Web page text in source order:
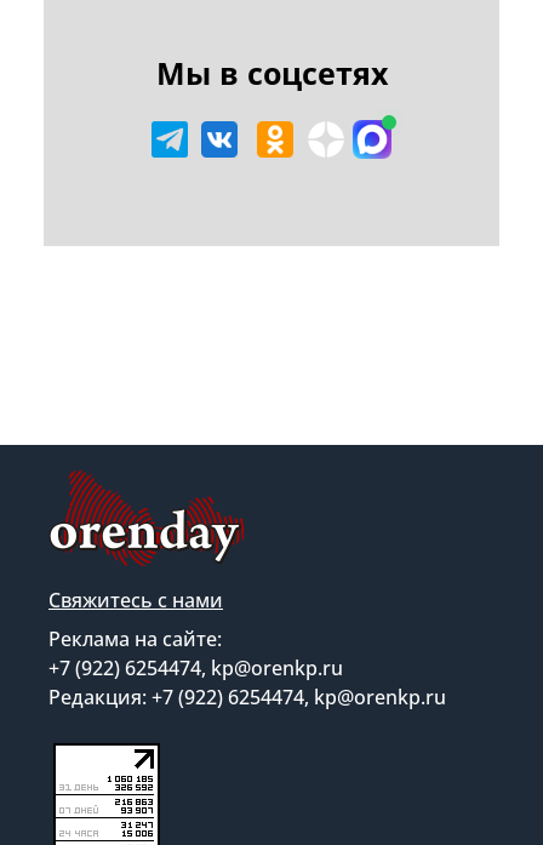
Мы в соцсетях
Свяжитесь с нами
Реклама на сайте:
+7 (922) 6254474, kp@orenkp.ru
Редакция: +7 (922) 6254474, kp@orenkp.ru